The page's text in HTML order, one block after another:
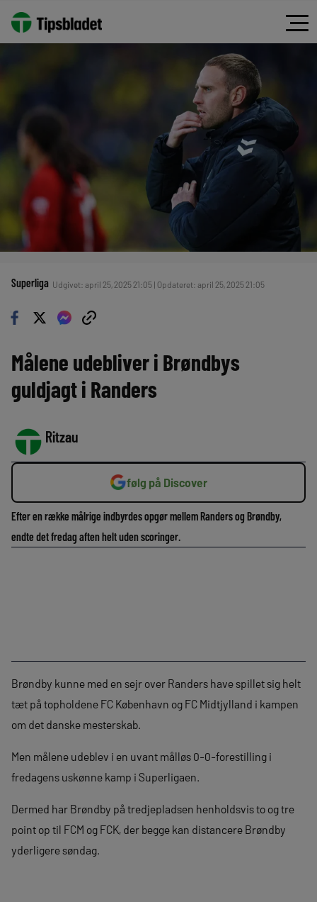
Superliga Udgivet: april 25, 2025 21:05 | Opdateret: april 25, 2025 21:05
Målene udebliver i Brøndbys
guldjagt i Randers
Ritzau
følg på Discover
Efter en række målrige indbyrdes opgør mellem Randers og Brøndby,
endte det fredag aften helt uden scoringer.
Brøndby kunne med en sejr over Randers have spillet sig helt
tæt på topholdene FC København og FC Midtjylland i kampen
om det danske mesterskab.
Men målene udeblev i en uvant målløs 0-0-forestilling i
fredagens uskønne kamp i Superligaen.
Dermed har Brøndby på tredjepladsen henholdsvis to og tre
point op til FCM og FCK, der begge kan distancere Brøndby
yderligere søndag.